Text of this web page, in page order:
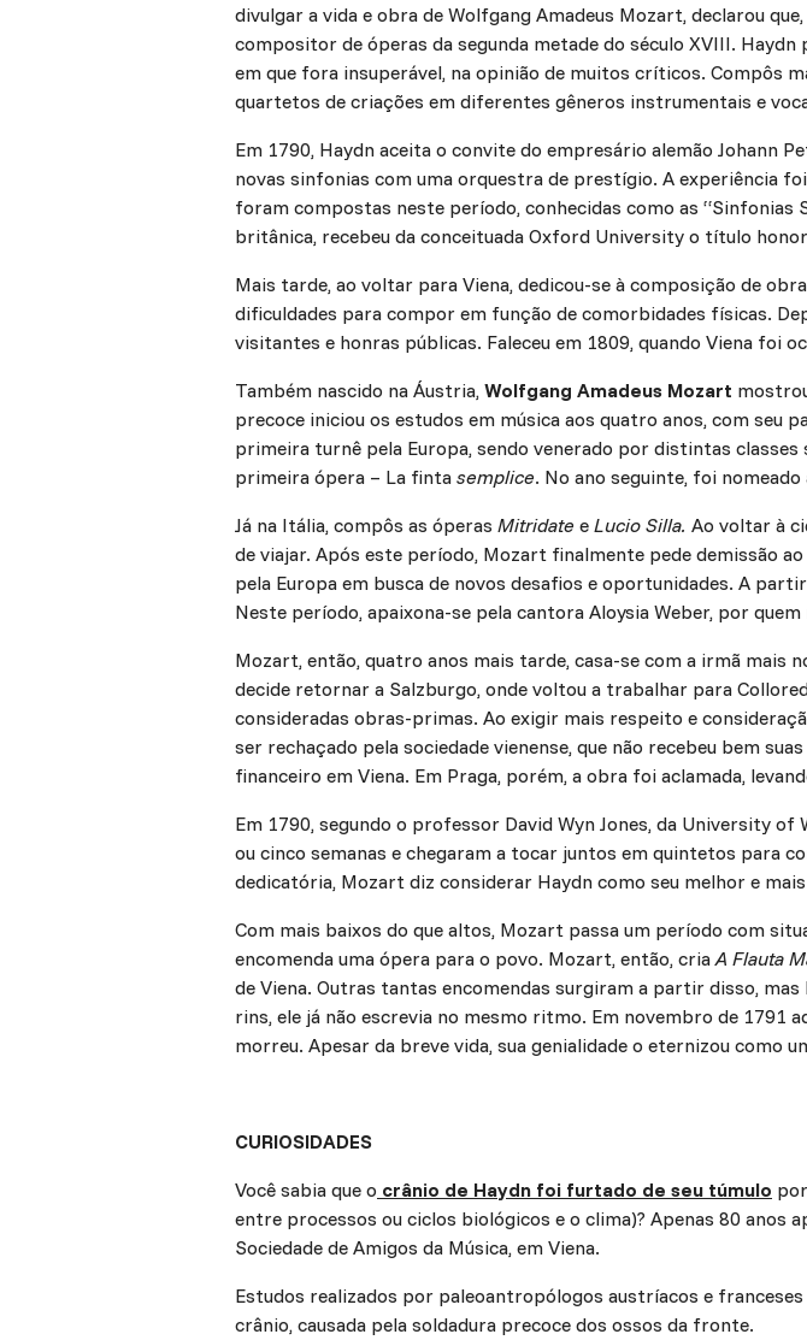
divulgar a vida e obra de Wolfgang Amadeus Mozart, declarou
compositor de óperas da segunda metade do século XVIII.
em que fora insuperável, na opinião de muitos críticos. Compôs
quartetos de criações em diferentes gêneros instrumentais e
Em 1790, Haydn aceita o convite do empresário alemão Johann
novas sinfonias com uma orquestra de prestígio. A experiência
foram compostas neste período, conhecidas como as “Sinfonias
britânica, recebeu da conceituada Oxford University o título
Mais tarde, ao voltar para Viena, dedicou-se à composição de
dificuldades para compor em função de comorbidades físicas.
visitantes e honras públicas. Faleceu em 1809, quando Viena foi
Também nascido na Áustria, Wolfgang Amadeus Mozart
precoce iniciou os estudos em música aos quatro anos, com seu
primeira turnê pela Europa, sendo venerado por distintas
primeira ópera – La finta semplice. No ano seguinte, foi
Já na Itália, compôs as óperas Mitridate e Lucio Silla. Ao voltar à
de viajar. Após este período, Mozart finalmente pede demissão
pela Europa em busca de novos desafios e oportunidades. A
Neste período, apaixona-se pela cantora Aloysia Weber, por
Mozart, então, quatro anos mais tarde, casa-se com a irmã mais
decide retornar a Salzburgo, onde voltou a trabalhar para
consideradas obras-primas. Ao exigir mais respeito e
ser rechaçado pela sociedade vienense, que não recebeu bem
financeiro em Viena. Em Praga, porém, a obra foi aclamada,
Em 1790, segundo o professor David Wyn Jones, da University
ou cinco semanas e chegaram a tocar juntos em quintetos para
dedicatória, Mozart diz considerar Haydn como seu melhor e
Com mais baixos do que altos, Mozart passa um período com
encomenda uma ópera para o povo. Mozart, então, cria A Flauta
de Viena. Outras tantas encomendas surgiram a partir disso,
rins, ele já não escrevia no mesmo ritmo. Em novembro de 1791
morreu. Apesar da breve vida, sua genialidade o eternizou como
CURIOSIDADES
Você sabia que o crânio de Haydn foi furtado de seu túmulo
entre processos ou ciclos biológicos e o clima)? Apenas 80 anos
Sociedade de Amigos da Música, em Viena.
Estudos realizados por paleoantropólogos austríacos e
crânio, causada pela soldadura precoce dos ossos da fronte.